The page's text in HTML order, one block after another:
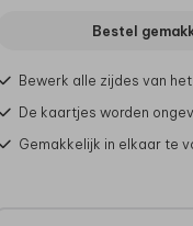
Bestel
Bewerk alle zijdes van
De kaartjes worden
Gemakkelijk in elkaar te